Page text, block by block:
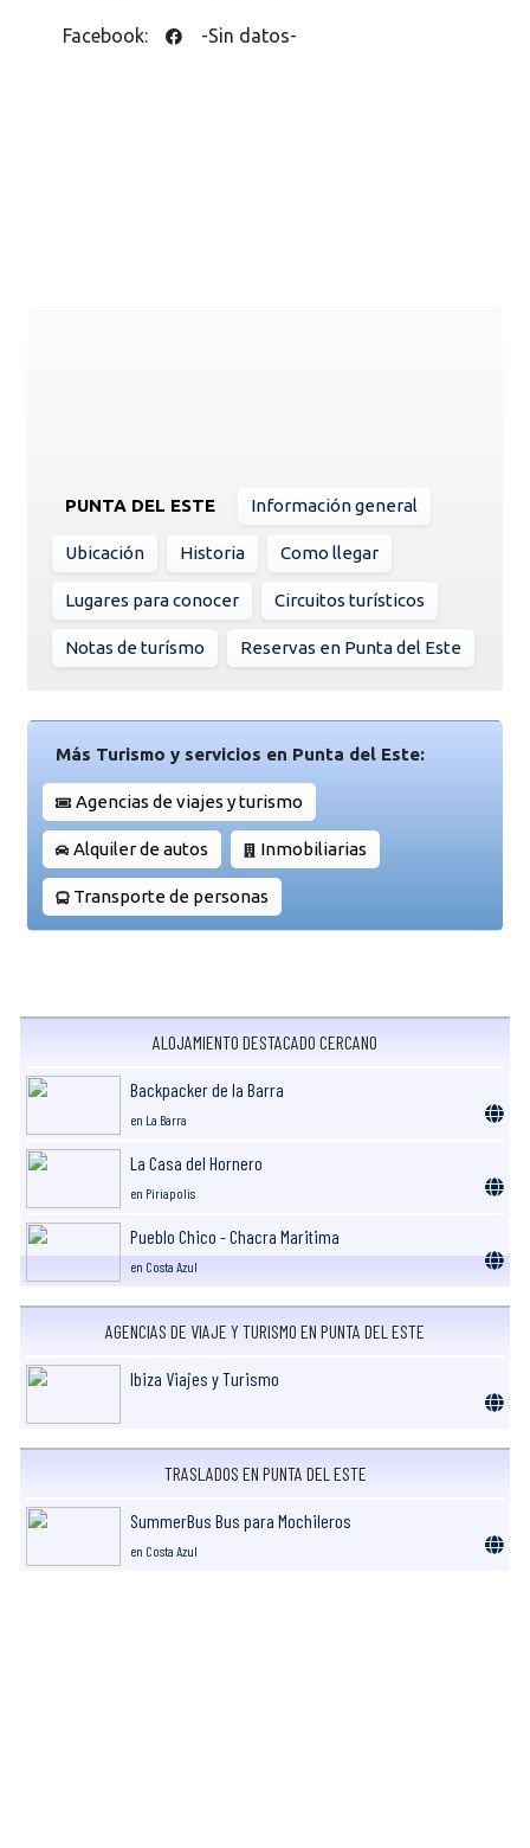
Facebook: -Sin datos-
PUNTA DEL ESTE Información general
Ubicación Historia Como llegar
Lugares para conocer Circuitos turísticos
Notas de turísmo Reservas en Punta del Este
Más Turismo y servicios en Punta del Este:
Agencias de viajes y turismo
Alquiler de autos Inmobiliarias
Transporte de personas
ALOJAMIENTO DESTACADO CERCANO
Backpacker de la Barra
en La Barra
La Casa del Hornero
en Piriapolis
Pueblo Chico - Chacra Maritima
en Costa Azul
AGENCIAS DE VIAJE Y TURISMO EN PUNTA DEL ESTE
Ibiza Viajes y Turismo
TRASLADOS EN PUNTA DEL ESTE
SummerBus Bus para Mochileros
en Costa Azul